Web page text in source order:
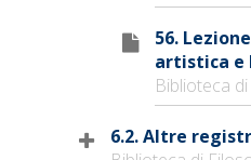
56.
artistica e
Biblioteca
6.2. Altre